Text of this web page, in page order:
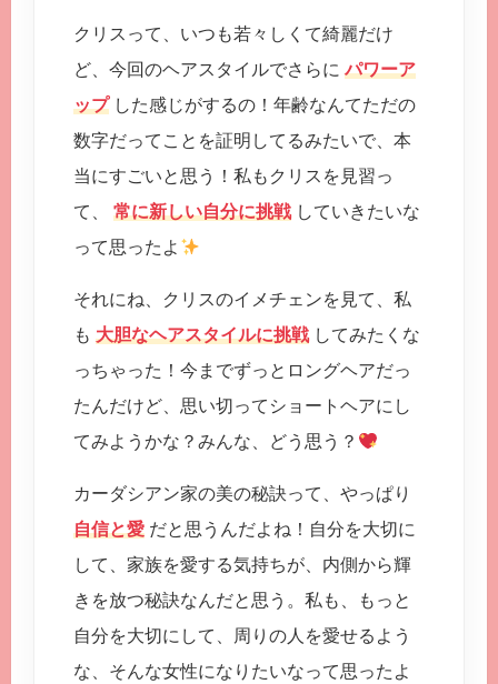
クリスって、いつも若々しくて綺麗だけ
ど、今回のヘアスタイルでさらにパワーア
ップした感じがするの！年齢なんてただの
数字だってことを証明してるみたいで、本
当にすごいと思う！私もクリスを見習っ
て、 常に新しい自分に挑戦していきたいな
って思ったよ
それにね、クリスのイメチェンを見て、私
も 大胆なヘアスタイルに挑戦してみたくな
っちゃった！今までずっとロングヘアだっ
たんだけど、思い切ってショートヘアにし
てみようかな？みんな、どう思う？
カーダシアン家の美の秘訣って、やっぱり
自信と愛 だと思うんだよね！自分を大切に
して、家族を愛する気持ちが、内側から輝
きを放つ秘訣なんだと思う。私も、もっと
自分を大切にして、周りの人を愛せるよう
な、そんな女性になりたいなって思ったよ